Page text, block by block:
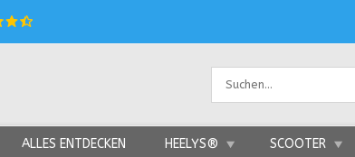
ALLES ENTDECKEN HEELYS® SCOOTER